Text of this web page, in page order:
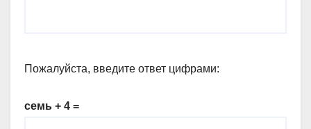
Пожалуйста, введите ответ цифрами:
семь + 4 =